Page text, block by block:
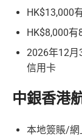
HK$13,000
HK$8,000有
2026年12月
信用卡
中銀香港
本地簽賬/網